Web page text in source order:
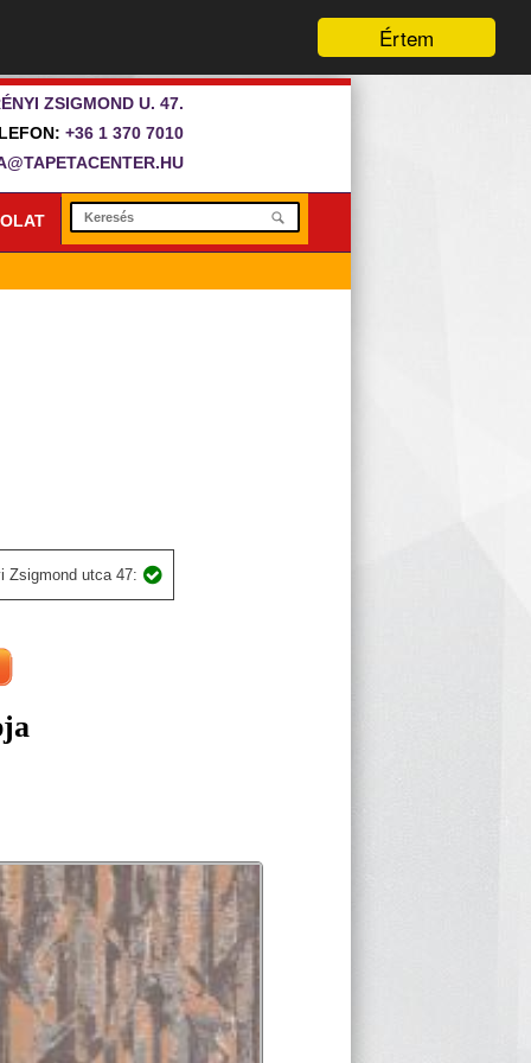
Értem
ZSIGMOND U. 47.
+36 1 370 7010
Zsigmond utca 47: